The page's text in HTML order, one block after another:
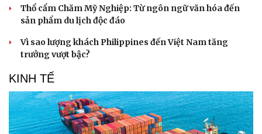
Di sản
Thổ cẩm Chăm Mỹ Nghiệp: Từ ngôn ngữ văn hóa đến
sản phẩm du lịch độc đáo
Vì sao lượng khách Philippines đến Việt Nam tăng
trưởng vượt bậc?
KINH TẾ